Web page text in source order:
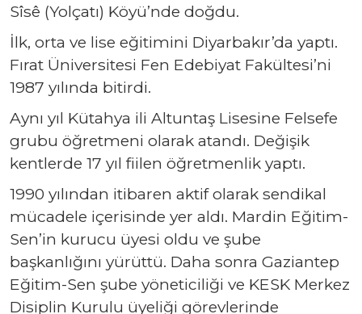
Sîsê (Yolçatı) Köyü’nde doğdu.
İlk, orta ve lise eğitimini Diyarbakır’da yaptı.
Fırat Üniversitesi Fen Edebiyat Fakültesi’ni
1987 yılında bitirdi.
Aynı yıl Kütahya ili Altuntaş Lisesine Felsefe
grubu öğretmeni olarak atandı. Değişik
kentlerde 17 yıl fiilen öğretmenlik yaptı.
1990 yılından itibaren aktif olarak sendikal
mücadele içerisinde yer aldı. Mardin Eğitim-
Sen’in kurucu üyesi oldu ve şube
başkanlığını yürüttü. Daha sonra Gaziantep
Eğitim-Sen şube yöneticiliği ve KESK Merkez
Disiplin Kurulu üyeliği görevlerinde